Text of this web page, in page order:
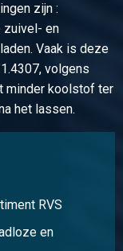
zijn :
zuivel- en
Vaak is deze
volgens
minder koolstof ter
het lassen.
RVS
en